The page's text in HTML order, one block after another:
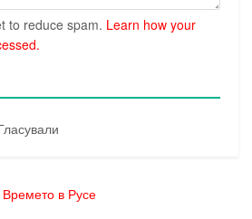
to reduce spam. Learn how your
Времето в Русе